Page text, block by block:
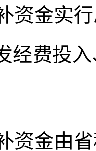
资金实
经费投
资金由